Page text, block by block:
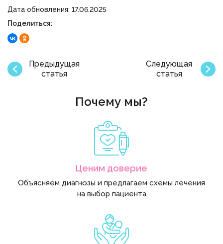
Дата обновления: 17.06.2025
Поделиться:
Предыдущая
статья
Следующая
статья
Почему мы?
Ценим доверие
Объясняем диагнозы и предлагаем схемы лечения
на выбор пациента